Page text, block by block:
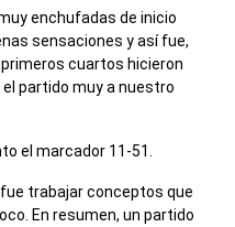
enchufadas de inicio
sensaciones y así fue,
cuartos hicieron
partido muy a nuestro
el marcador 11-51.
trabajar conceptos que
En resumen, un partido